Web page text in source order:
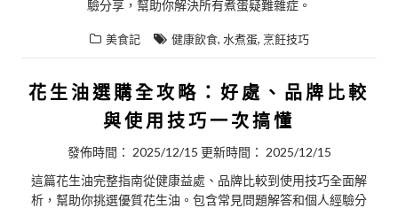
驗分享，幫助你解決所有煮蛋疑難雜症。
美食記 健康飲食, 水煮蛋, 烹飪技巧
花生油選購全攻略：好處、品牌比較
與使用技巧一次搞懂
發佈時間： 2025/12/15 更新時間： 2025/12/15
這篇花生油完整指南從健康益處、品牌比較到使用技巧全面解
析，幫助你挑選優質花生油。包含常見問題解答和個人經驗分